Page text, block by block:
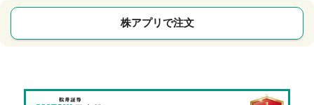
株アプリで注文